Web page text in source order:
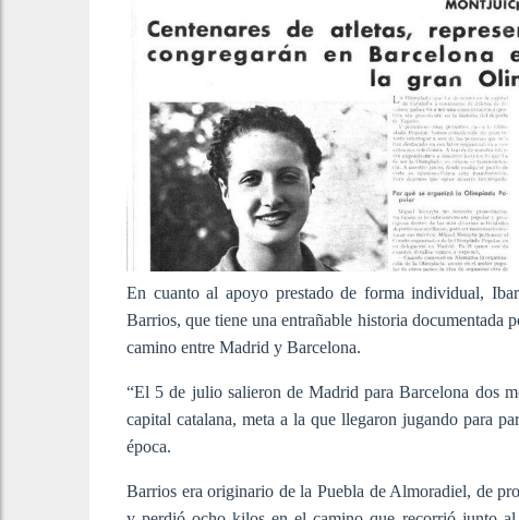
En cuanto al apoyo prestado de forma individual,
Barrios, que tiene una entrañable historia documentada
camino entre Madrid y Barcelona.
“El 5 de julio salieron de Madrid para Barcelona dos
capital catalana, meta a la que llegaron jugando para
época.
Barrios era originario de la Puebla de Almoradiel, de